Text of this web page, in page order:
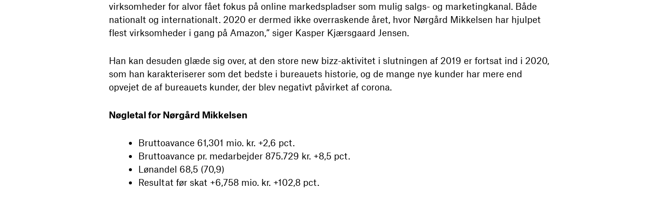
virksomheder for alvor fået fokus på online markedspladser som mulig salgs- og marketingkanal. Både
nationalt og internationalt. 2020 er dermed ikke overraskende året, hvor Nørgård Mikkelsen har hjulpet
flest virksomheder i gang på Amazon,” siger Kasper Kjærsgaard Jensen.
Han kan desuden glæde sig over, at den store new bizz-aktivitet i slutningen af 2019 er fortsat ind i 2020,
som han karakteriserer som det bedste i bureauets historie, og de mange nye kunder har mere end
opvejet de af bureauets kunder, der blev negativt påvirket af corona.
Nøgletal for Nørgård Mikkelsen
Bruttoavance 61,301 mio. kr. +2,6 pct.
Bruttoavance pr. medarbejder 875.729 kr. +8,5 pct.
Lønandel 68,5 (70,9)
Resultat før skat +6,758 mio. kr. +102,8 pct.